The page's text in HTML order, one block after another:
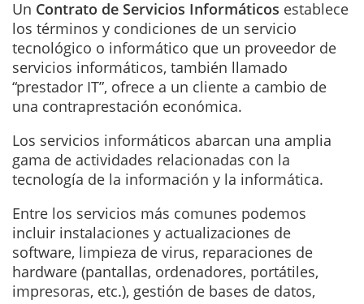
Un Contrato de Servicios Informáticos establece
los términos y condiciones de un servicio
tecnológico o informático que un proveedor de
servicios informáticos, también llamado
“prestador IT”, ofrece a un cliente a cambio de
una contraprestación económica.
Los servicios informáticos abarcan una amplia
gama de actividades relacionadas con la
tecnología de la información y la informática.
Entre los servicios más comunes podemos
incluir instalaciones y actualizaciones de
software, limpieza de virus, reparaciones de
hardware (pantallas, ordenadores, portátiles,
impresoras, etc.), gestión de bases de datos,